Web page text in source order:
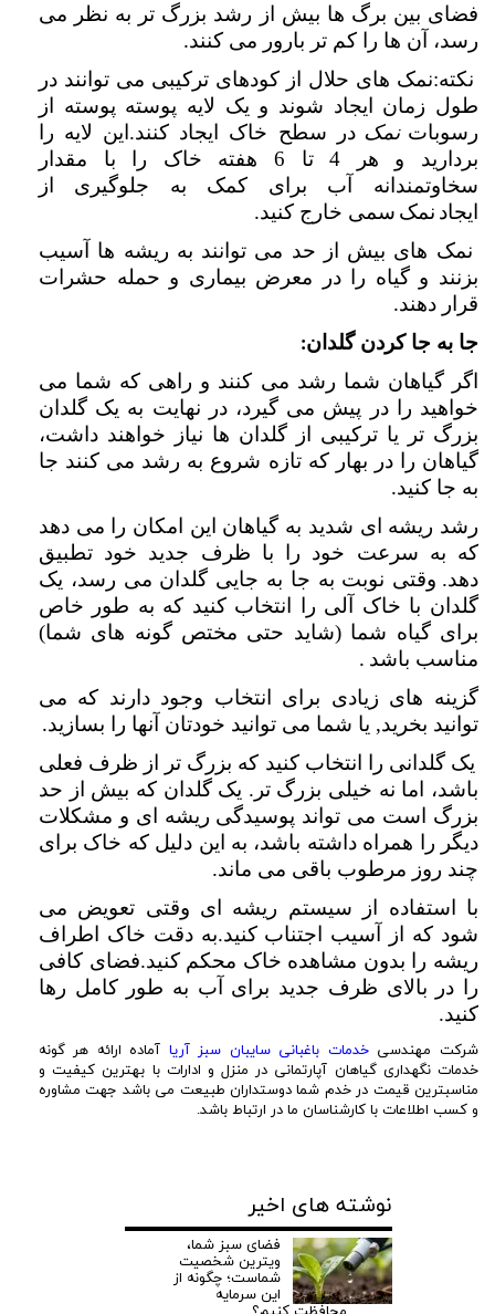
فضای بین برگ ها بیش از رشد بزرگ تر به نظر می
رسد، آن ها را کم تر بارور می کنند.
نکته:نمک های حلال از کودهای ترکیبی می توانند در
طول زمان ایجاد شوند و یک لایه پوسته پوسته از
رسوبات نمک در سطح خاک ایجاد کنند.این لایه را
بردارید و هر 4 تا 6 هفته خاک را با مقدار
سخاوتمندانه آب برای کمک به جلوگیری از
ایجاد نمک سمی خارج کنید.
نمک های بیش از حد می توانند به ریشه ها آسیب
بزنند و گیاه را در معرض بیماری و حمله حشرات
قرار دهند.
جا به جا کردن گلدان:
اگر گیاهان شما رشد می کنند و راهی که شما می
خواهید را در پیش می گیرد، در نهایت به یک گلدان
بزرگ تر یا ترکیبی از گلدان ها نیاز خواهند داشت،
گیاهان را در بهار که تازه شروع به رشد می کنند جا
به جا کنید.
رشد ریشه ای شدید به گیاهان این امکان را می دهد
که به سرعت خود را با ظرف جدید خود تطبیق
دهد. وقتی نوبت به جا به جایی گلدان می رسد، یک
گلدان با خاک آلی را انتخاب کنید که به طور خاص
برای گیاه شما (شاید حتی مختص گونه های شما)
مناسب باشد .
گزینه های زیادی برای انتخاب وجود دارند که می
توانید بخرید, یا شما می توانید خودتان آنها را بسازید.
یک گلدانی را انتخاب کنید که بزرگ تر از ظرف فعلی
باشد، اما نه خیلی بزرگ تر. یک گلدان که بیش از حد
بزرگ است می تواند پوسیدگی ریشه ای و مشکلات
دیگر را همراه داشته باشد، به این دلیل که خاک برای
چند روز مرطوب باقی می ماند.
با استفاده از سیستم ریشه ای وقتی تعویض می
شود که از آسیب اجتناب کنید.به دقت خاک اطراف
ریشه را بدون مشاهده خاک محکم کنید.فضای کافی
را در بالای ظرف جدید برای آب به طور کامل رها
کنید.
شرکت مهندسی خدمات باغبانی سایبان سبز آریا آماده ارائه هر گونه
خدمات نگهداری گیاهان آپارتمانی در منزل و ادارات با بهترین کیفیت و
مناسبترین قیمت در خدم شما دوستداران طبیعت می باشد جهت مشاوره
و کسب اطلاعات با کارشناسان ما در ارتباط باشد.
نوشته های اخیر
فضای سبز شما،
ویترین شخصیت
شماست؛ چگونه از
این سرمایه